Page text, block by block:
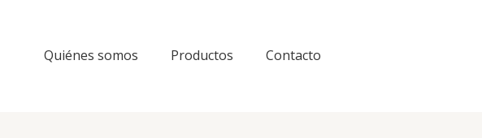
Quiénes somos Productos Contacto